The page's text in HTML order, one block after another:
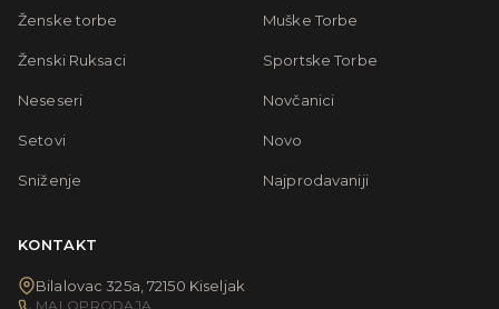
Ženske torbe Muške Torbe
Ženski Ruksaci Sportske Torbe
Neseseri Novčanici
Setovi Novo
Sniženje Najprodavaniji
KONTAKT
Bilalovac 325a, 72150 Kiseljak
MALOPRODAJA